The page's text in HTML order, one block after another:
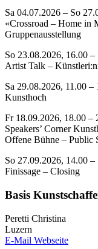
Sa 04.07.2026 – So
«Crossroad – Home in
Gruppenausstellung
So 23.08.2026, 16.00
Artist Talk –
Sa 29.08.2026, 11.00 –
Kunsthoch
Fr 18.09.2026, 18.00 –
Speakers’ Corner
Offene Bühne – Public
So 27.09.2026, 14.00
Finissage – Closing
Basis
Peretti Christina
Luzern
E-Mail Webseite